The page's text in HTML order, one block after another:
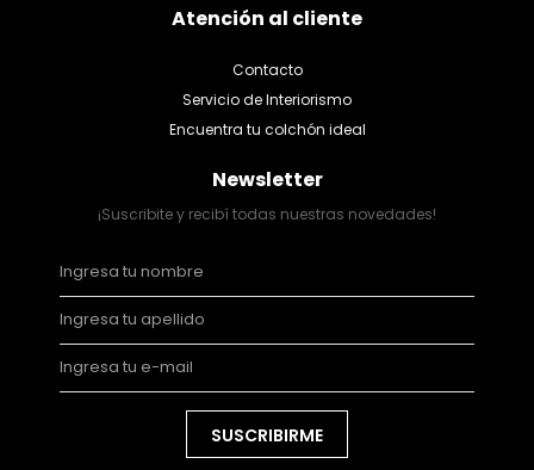
Atención al cliente
Contacto
Servicio de Interiorismo
Encuentra tu colchón ideal
Newsletter
¡Suscribite y recibí todas nuestras novedades!
SUSCRIBIRME